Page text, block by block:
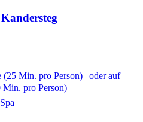
(25 Min. pro Person) | oder auf
Min. pro Person)